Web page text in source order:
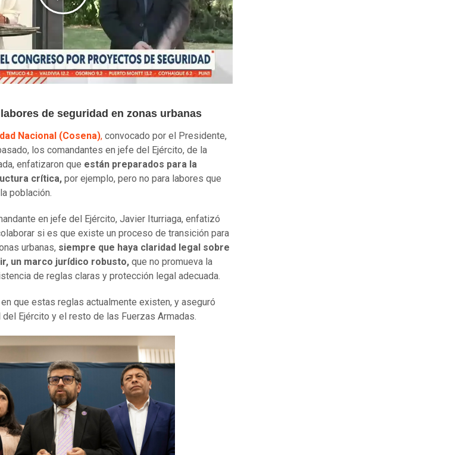
de seguridad en zonas urbanas
Nacional (Cosena), convocado por el Presidente,
los comandantes en jefe del Ejército, de la
enfatizaron que están preparados para la
crítica, por ejemplo, pero no para labores que
población.
en jefe del Ejército, Javier Iturriaga, enfatizó
si es que existe un proceso de transición para
urbanas, siempre que haya claridad legal sobre
un marco jurídico robusto, que no promueva la
de reglas claras y protección legal adecuada.
que estas reglas actualmente existen, y aseguró
Ejército y el resto de las Fuerzas Armadas.